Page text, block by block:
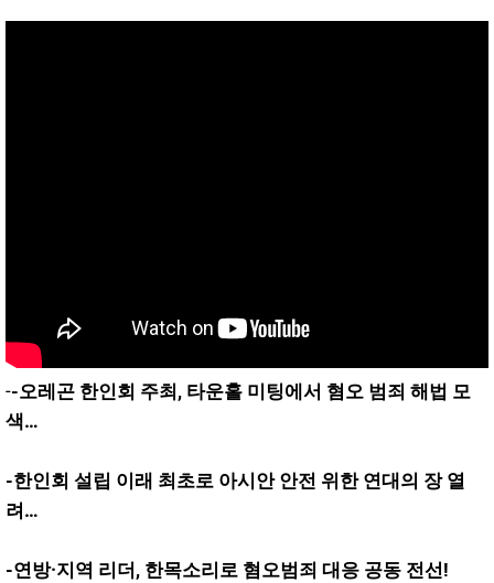
--오레곤 한인회 주최, 타운홀 미팅에서 혐오 범죄 해법 모
색…
-한인회 설립 이래 최초로 아시안 안전 위한 연대의 장 열
려…
-연방·지역 리더, 한목소리로 혐오범죄 대응 공동 전선!